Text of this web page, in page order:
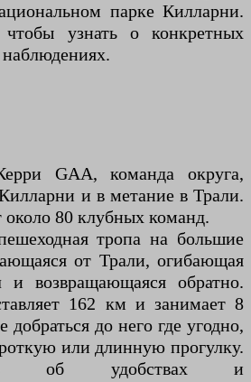
парке Килларни.
узнать о конкретных
GAA, команда округа,
и в метание в Трали.
около 80 клубных команд.
тропа на большие
от Трали, огибающая
и возвращающаяся обратно.
162 км и занимает 8
до него где угодно,
или длинную прогулку.
об удобствах и